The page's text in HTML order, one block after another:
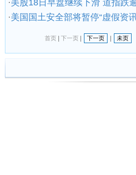
·美股18日早盘继续下滑 道指跌
·美国国土安全部将暂停“虚假资
首页 下一页 下一页 未页